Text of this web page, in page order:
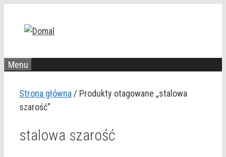
Menu
Strona główna / Produkty otagowane „stalowa
szarość”
stalowa szarość